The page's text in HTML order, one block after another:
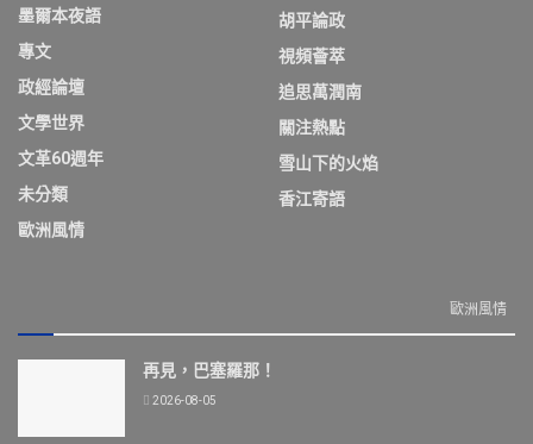
墨爾本夜語
專文
政經論壇
文學世界
文革60週年
未分類
歐洲風情
胡平論政
視頻薈萃
追思萬潤南
關注熱點
雪山下的火焰
香江寄語
歐洲風情
再見，巴塞羅那！
2026-08-05